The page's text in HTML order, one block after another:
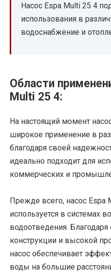
Насос Espa Multi 25 4
использования в
водоснабжение и
Области
Multi 25 4:
На настоящий момент
широкое применение в
благодаря своей
идеально подходит для
коммерческих и
Прежде всего, насос Espa
используется в системах
водоотведения.
конструкции и высокой
насос обеспечивает
воды на большие